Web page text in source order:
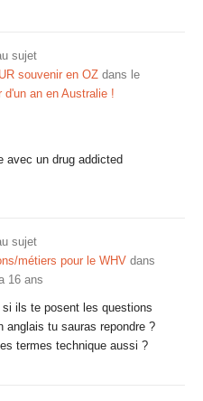
sujet
souvenir en OZ dans le
d'un an en Australie !
avec un drug addicted
sujet
métiers pour le WHV dans
16 ans
ils te posent les questions
anglais tu sauras repondre ?
termes technique aussi ?